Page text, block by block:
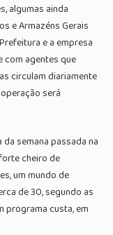
algumas ainda
e Armazéns Gerais
e a empresa
com agentes que
circulam diariamente
será
semana passada na
cheiro de
um mundo de
de 30, segundo as
programa custa, em